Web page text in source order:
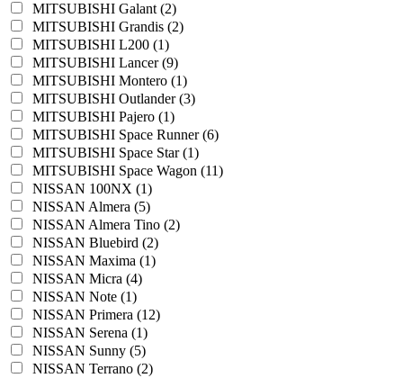
MITSUBISHI Galant (2)
MITSUBISHI Grandis (2)
MITSUBISHI L200 (1)
MITSUBISHI Lancer (9)
MITSUBISHI Montero (1)
MITSUBISHI Outlander (3)
MITSUBISHI Pajero (1)
MITSUBISHI Space Runner (6)
MITSUBISHI Space Star (1)
MITSUBISHI Space Wagon (11)
NISSAN 100NX (1)
NISSAN Almera (5)
NISSAN Almera Tino (2)
NISSAN Bluebird (2)
NISSAN Maxima (1)
NISSAN Micra (4)
NISSAN Note (1)
NISSAN Primera (12)
NISSAN Serena (1)
NISSAN Sunny (5)
NISSAN Terrano (2)